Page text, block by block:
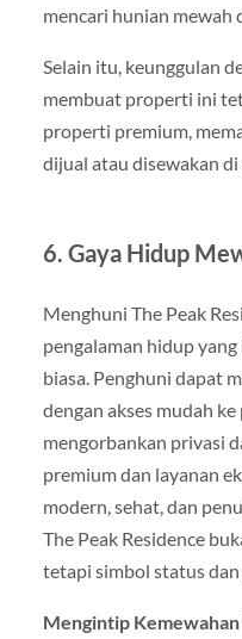
mencari hunian mewah
Selain itu, keunggulan
membuat properti ini
properti premium,
dijual atau disewakan di
6. Gaya Hidup
Menghuni The Peak
pengalaman hidup
biasa. Penghuni dapat
dengan akses mudah
mengorbankan privasi
premium dan layanan
modern, sehat, dan
The Peak Residence
tetapi simbol status
Mengintip